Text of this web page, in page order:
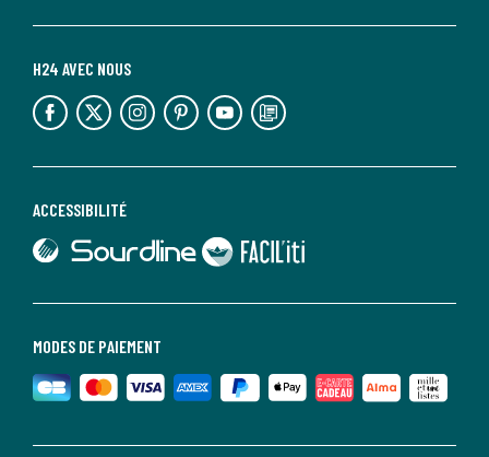
MODES DE PAIEMENT
ACCESSIBILITÉ
lien vers Sourdline
lien vers Faciliti
H24 AVEC NOUS
lien vers l'espace réseaux sociaux lien vers l'espace réseaux sociaux lien vers l'espace réseaux sociaux lien vers l'espace réseaux sociaux lien vers l'espace réseaux sociaux lien vers le blog la redoute